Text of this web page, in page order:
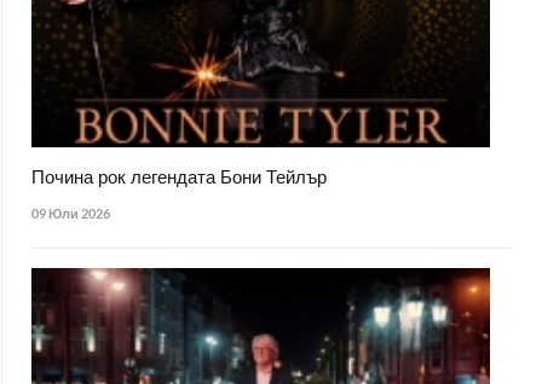
Почина рок легендата Бони Тейлър
09 Юли 2026